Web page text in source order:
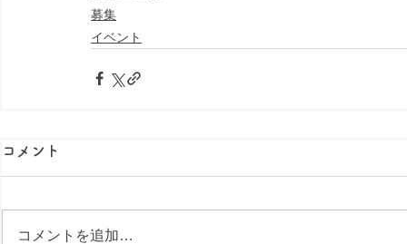
募集
イベント
コメント
コメントを追加…